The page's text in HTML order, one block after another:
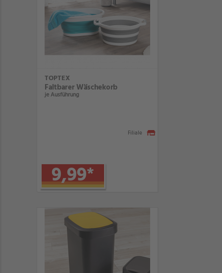
TOPTEX
Faltbarer Wäschekorb
je Ausführung
9,99*
Filiale